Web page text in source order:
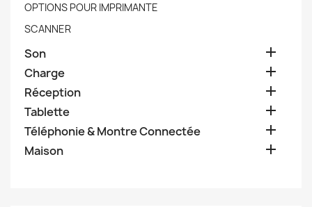
OPTIONS POUR IMPRIMANTE
SCANNER
Son 
Charge 
Réception 
Tablette 
Téléphonie & Montre Connectée 
Maison 